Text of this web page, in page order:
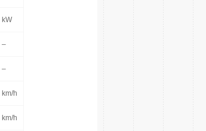
kW
–
–
km/h
km/h